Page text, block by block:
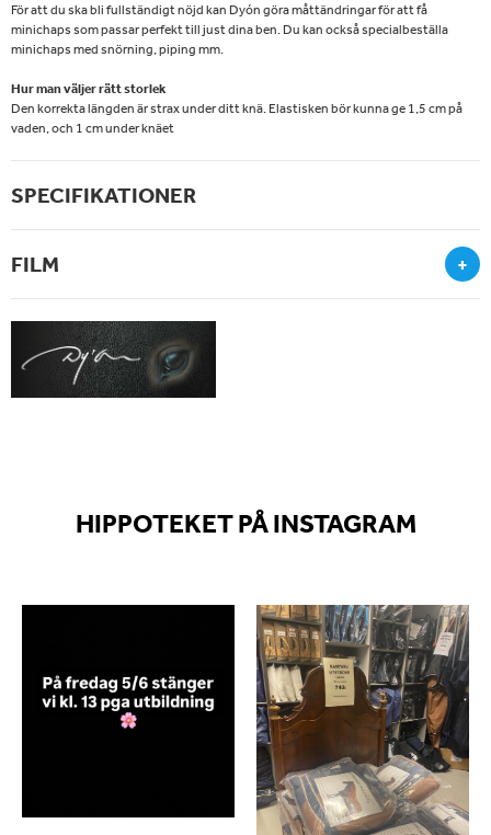
För att du ska bli fullständigt nöjd kan Dyón göra måttändringar för att få
minichaps som passar perfekt till just dina ben. Du kan också specialbeställa
minichaps med snörning, piping mm.
Hur man väljer rätt storlek
Den korrekta längden är strax under ditt knä. Elastisken bör kunna ge 1,5 cm på
vaden, och 1 cm under knäet
SPECIFIKATIONER
FILM +
HIPPOTEKET PÅ INSTAGRAM